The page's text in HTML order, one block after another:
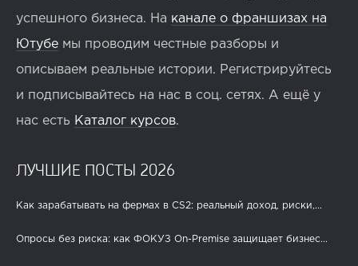
успешного бизнеса. На канале о франшизах на
Ютубе мы проводим честные разборы и
описываем реальные истории. Регистрируйтесь
и подписывайтесь на нас в соц. сетях. А ещё у
нас есть Каталог курсов.
ЛУЧШИЕ ПОСТЫ 2026
Как зарабатывать на фермах в CS2: реальный доход, риски,...
Опросы без риска: как ФОКУЗ On-Premise защищает бизнес...